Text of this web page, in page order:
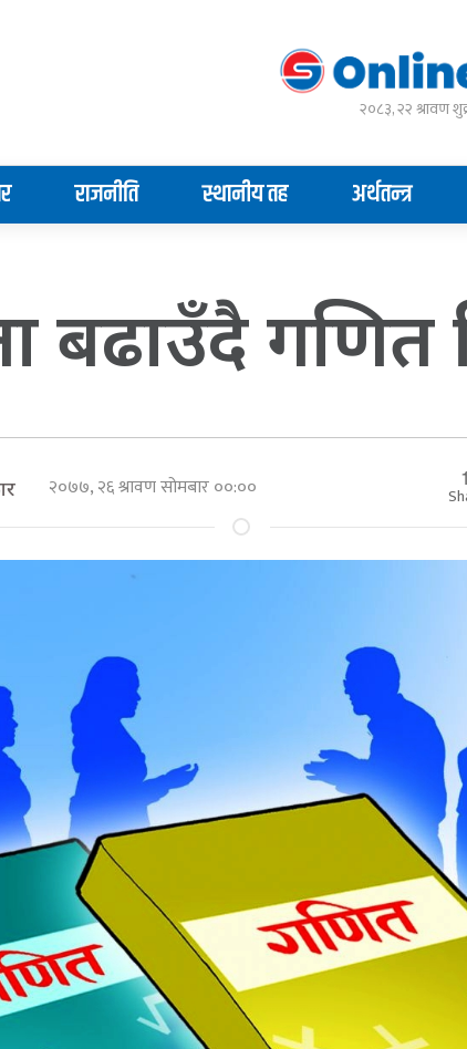
२०८३, २२ श्रावण
राजनीति स्थानीय तह अर्थतन्त्र
गणित
२०७७, २६ श्रावण सोमबार ००:००